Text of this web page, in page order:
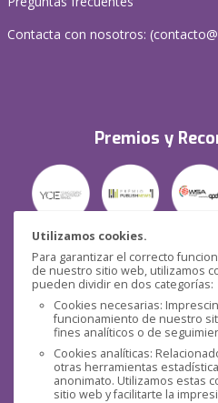
Utilizamos cookies.
Para garantizar el correcto
de nuestro sitio web, utilizamos
pueden dividir en dos categorías:
Cookies necesarias:
funcionamiento de nuestro
fines analíticos o de
Cookies analíticas:
otras herramientas
anonimato. Utilizamos estas
sitio web y facilitarte la
Contacta con nosotros: (
Premios y
Redes